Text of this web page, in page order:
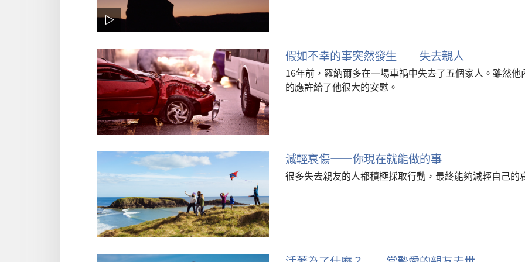
假如不幸的事突然發生——失去親人
16年前，羅納爾多在一場車禍中失去了五個家人。雖然
的應許給了他很大的安慰。
減輕哀傷——你現在就能做的事
很多失去親友的人都積極採取行動，最終能夠減輕自己的